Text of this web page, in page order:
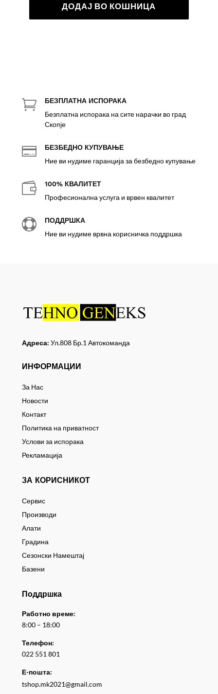
ДОДАЈ ВО КОШНИЦА
 БЕЗПЛАТНА ИСПОРАКА
Безплатна испорака на сите нарачки во град
Скопје
 БЕЗБЕДНО КУПУВАЊЕ
Ние ви нудиме гаранција за безбедно купување
 100% КВАЛИТЕТ
Професионална услуга и врвен квалитет
 ПОДДРШКА
Ние ви нудиме врвна корисничка поддршка
Адреса: Ул.808 Бр.1 Автокоманда
ИНФОРМАЦИИ
За Нас
Новости
Контакт
Политика на приватност
Услови за испорака
Рекламација
ЗА КОРИСНИКОТ
Сервис
Производи
Алати
Градина
Сезонски Намештај
Базени
Поддршка
Работно време:
8:00 – 18:00
Телефон:
022 551 801
Е-пошта:
tshop.mk2021@gmail.com